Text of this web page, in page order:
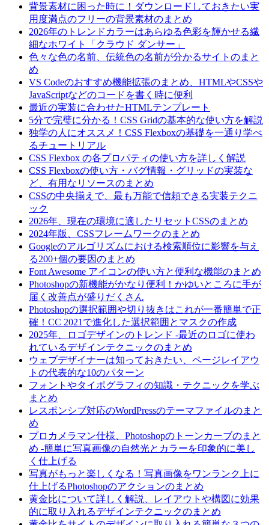
背景素材に困った時に！ダウンロードしておきたい実
用度満点のフリーの背景素材のまとめ
2026年のトレンドカラーはあらゆる色彩を輝かせる繊
細なホワイト「クラウド ダンサー」
色々な色の名前、伝統色の名前が分かるサイトのまと
め
VS Codeのおすすめ機能拡張のまとめ、HTMLやCSSや
JavaScriptなどのコードを書く時に便利
最近の実装に合わせたHTMLテンプレート
5分で完璧に分かる！CSS Gridの基本的な使い方を解説
独学の人にオススメ！CSS Flexboxの基礎を一通り学べ
るチュートリアル
CSS Flexbox の各プロパティの使い方を詳しく解説
CSS Flexboxの使い方・バグ情報・グリッドの実装な
ど、有用なリソースのまとめ
CSSの中央揃えで、最も万能で信頼できる実装テクニ
ック
2026年、現在の環境に適したリセットCSSのまとめ
2024年版、CSSフレームワークのまとめ
Googleのアルゴリズムにおける検索順位に影響を与え
る200+個の要因のまとめ
Font Awesome アイコンの使い方と便利な機能のまとめ
Photoshopの新機能がかなり便利！かゆいところに手が
届く改善点が盛りだくさん
Photoshopの選択範囲や切り抜きはこれが一番簡単で正
確！CC 2021で進化した選択範囲とマスクの作成
2025年、ロゴデザインのトレンド -最近のロゴに使わ
れているデザインテクニックのまとめ
ウェブデザイナーは知っておきたい、ページレイアウ
トの代表的な10のパターン
フォントやタイポグラフィの知識・テクニックを学ぶ
まとめ
レスポンシブ対応のWordPressのテーマファイルのまと
め
プロカメラマン仕様、Photoshopのトーンカーブのまと
め -簡単に写真画像の自然光とカラーを印象的に美し
く仕上げる
写真がもっと楽しくなる！写真画像をワンランク上に
仕上げるPhotoshopのアクションのまとめ
黄金比について詳しく解説、レイアウトや構図に効果
的に取り入れるデザインテクニックのまとめ